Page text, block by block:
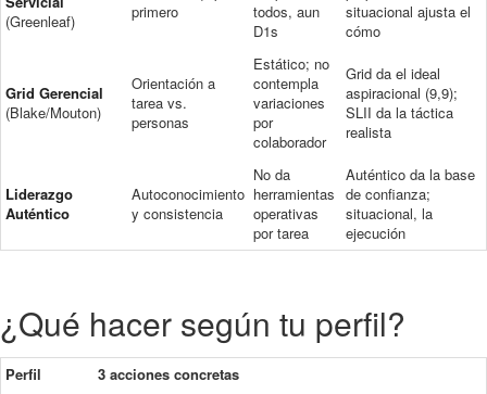
(Greenleaf)
primero
todos, aun
D1s
situacional ajusta el
cómo
Grid Gerencial
(Blake/Mouton)
Orientación a
tarea vs.
personas
Estático; no
contempla
variaciones
por
colaborador
Grid da el ideal
aspiracional (9,9);
SLII da la táctica
realista
Liderazgo
Auténtico
Autoconocimiento
y consistencia
No da
herramientas
operativas
por tarea
Auténtico da la base
de confianza;
situacional, la
ejecución
¿Qué hacer según tu perfil?
Perfil 3 acciones concretas